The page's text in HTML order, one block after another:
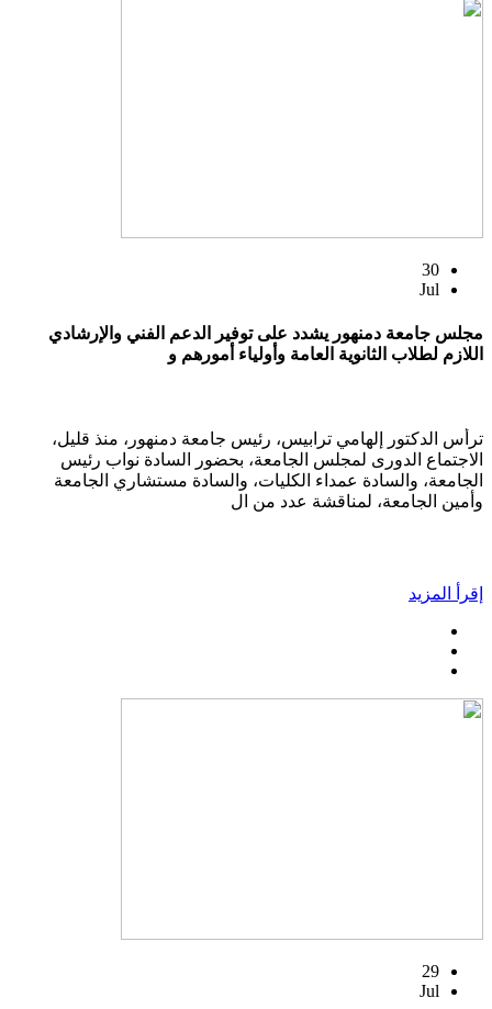
30
Jul
مجلس جامعة دمنهور يشدد على توفير الدعم الفني والإرشادي
اللازم لطلاب الثانوية العامة وأولياء أمورهم و
ترأس الدكتور إلهامي ترابيس، رئيس جامعة دمنهور، منذ قليل،
الاجتماع الدورى لمجلس الجامعة، بحضور السادة نواب رئيس
الجامعة، والسادة عمداء الكليات، والسادة مستشاري الجامعة
وأمين الجامعة، لمناقشة عدد من ال
إقرأ المزيد
29
Jul